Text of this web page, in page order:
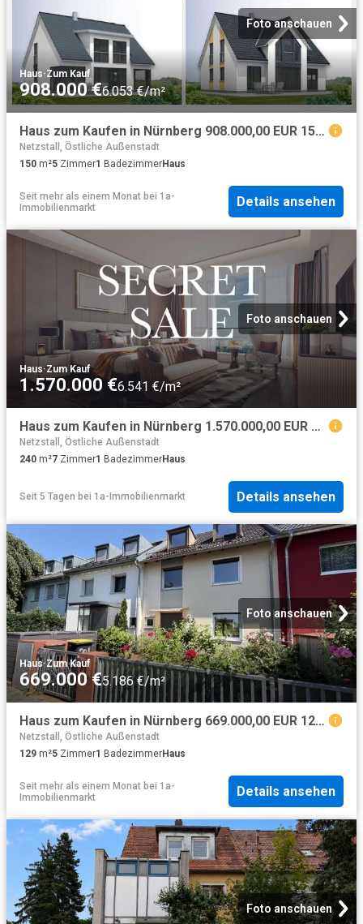
Foto anschauen
Haus·Zum Kauf
908.000 €6.053 €/m²
Haus zum Kaufen in Nürnberg 908.000,00 EUR 150 m²
Netzstall, Östliche Außenstadt
150 m²5 Zimmer1 BadezimmerHaus
Seit mehr als einem Monat bei 1a-
Immobilienmarkt
Details ansehen
Foto anschauen
Haus·Zum Kauf
1.570.000 €6.541 €/m²
Haus zum Kaufen in Nürnberg 1.570.000,00 EUR 240 m²
Netzstall, Östliche Außenstadt
240 m²7 Zimmer1 BadezimmerHaus
Seit 5 Tagen bei 1a-Immobilienmarkt Details ansehen
Foto anschauen
Haus·Zum Kauf
669.000 €5.186 €/m²
Haus zum Kaufen in Nürnberg 669.000,00 EUR 129 m²
Netzstall, Östliche Außenstadt
129 m²5 Zimmer1 BadezimmerHaus
Seit mehr als einem Monat bei 1a-
Immobilienmarkt
Details ansehen
Foto anschauen